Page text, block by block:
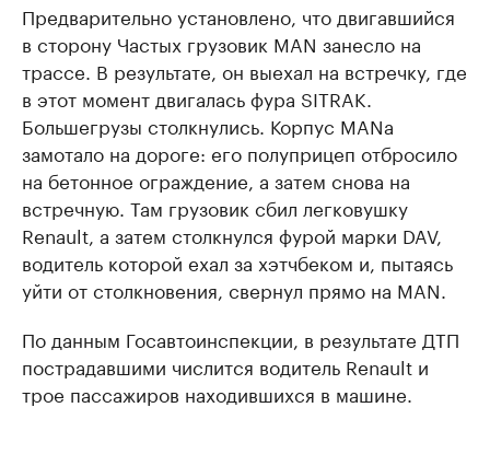
Предварительно установлено, что двигавшийся
в сторону Частых грузовик MAN занесло на
трассе. В результате, он выехал на встречку, где
в этот момент двигалась фура SITRAK.
Большегрузы столкнулись. Корпус MANа
замотало на дороге: его полуприцеп отбросило
на бетонное ограждение, а затем снова на
встречную. Там грузовик сбил легковушку
Renault, а затем столкнулся фурой марки DAV,
водитель которой ехал за хэтчбеком и, пытаясь
уйти от столкновения, свернул прямо на MAN.
По данным Госавтоинспекции, в результате ДТП
пострадавшими числится водитель Renault и
трое пассажиров находившихся в машине.